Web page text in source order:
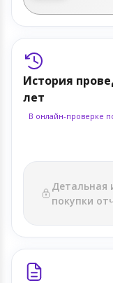
История
лет
В онлайн-проверке
Детальная
покупки